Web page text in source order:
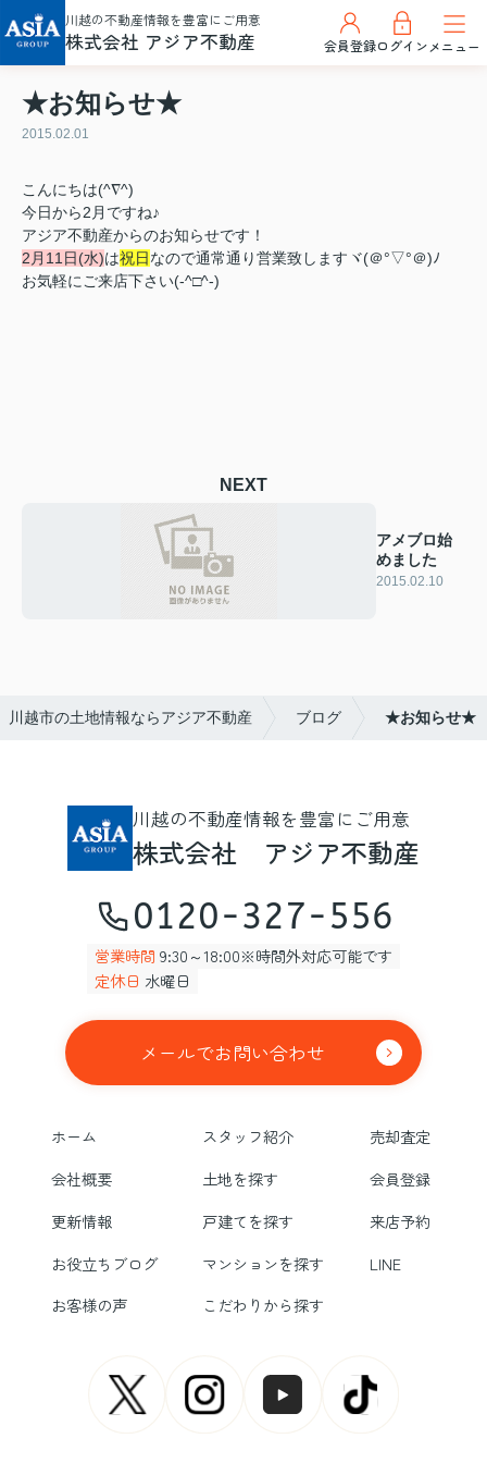
川越の不動産情報を豊富にご用意
株式会社 アジア不動産 会員登録ログインメニュー
★お知らせ★
2015.02.01
こんにちは(^∇^)
今日から2月ですね♪
アジア不動産からのお知らせです！
2月11日(水)は祝日なので通常通り営業致しますヾ(＠°▽°＠)ﾉ
お気軽にご来店下さい(-^□^-)
NEXT
アメブロ始
めました
2015.02.10
川越市の土地情報ならアジア不動産 ブログ ★お知らせ★
川越の不動産情報を豊富にご用意
株式会社 アジア不動産
0120-327-556
営業時間 9:30～18:00※時間外対応可能です
定休日 水曜日
メールでお問い合わせ
ホーム スタッフ紹介
売却査定
会社概要
土地を探す
会員登録
更新情報
戸建てを探す
来店予約
お役立ちブログ
マンションを探す
LINE
お客様の声
こだわりから探す